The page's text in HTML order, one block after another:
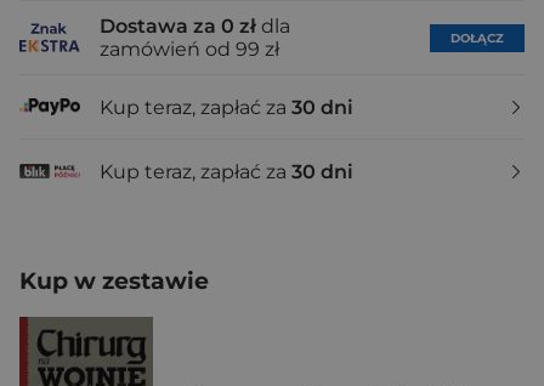
Dostawa za 0 zł dla
zamówień od 99 zł
DOŁĄCZ
Kup teraz, zapłać za 30 dni
Kup teraz, zapłać za 30 dni
Kup w zestawie